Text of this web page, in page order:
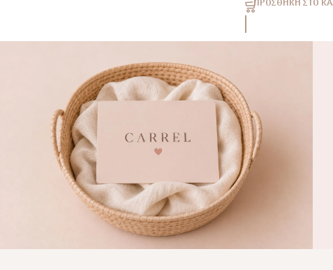
ΠΡΟΣΘΉΚΗ ΣΤΟ